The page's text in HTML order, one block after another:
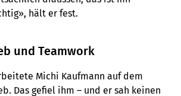
hält er fest.
und Teamwork
Michi Kaufmann auf dem
Das gefiel ihm – und er sah keinen